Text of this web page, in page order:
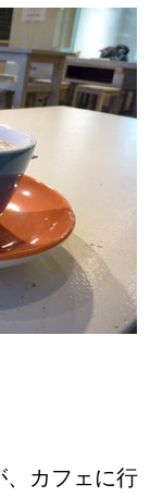
、カフェに行